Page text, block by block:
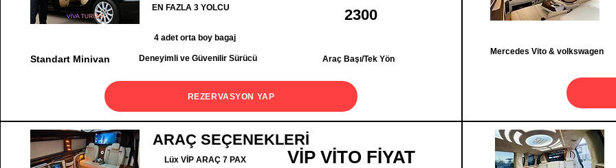
EN FAZLA 3 YOLCU 2300
4 adet orta boy bagaj
Standart Minivan Deneyimli ve Güvenilir Sürücü Araç Başı/Tek Yön
REZERVASYON YAP
Mercedes Vito & volkswagen
ARAÇ SEÇENEKLERİ
Lüx VİP ARAÇ 7 PAX VİP VİTO FİYAT